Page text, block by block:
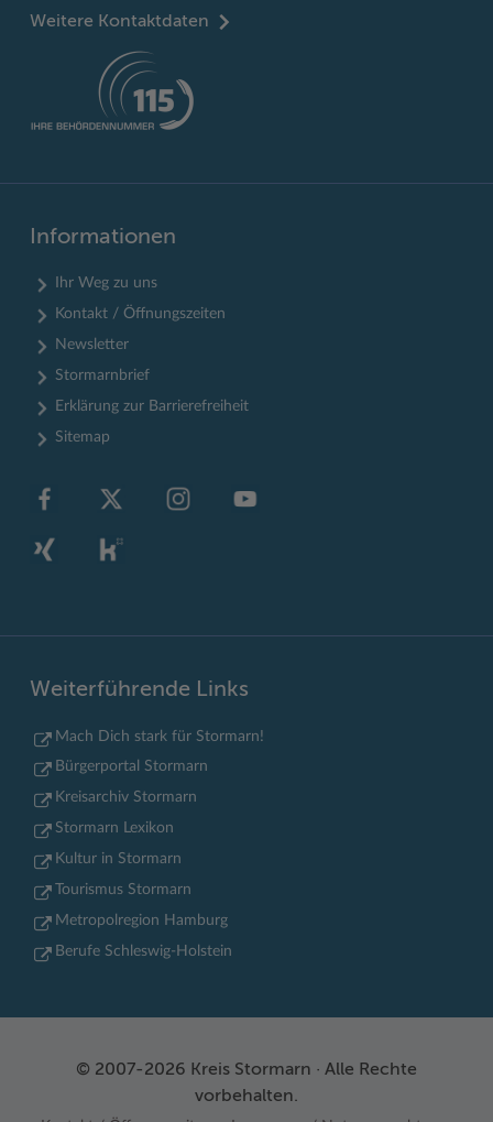
Weitere Kontaktdaten
Informationen
Ihr Weg zu uns
Kontakt / Öffnungszeiten
Newsletter
Stormarnbrief
Erklärung zur Barrierefreiheit
Sitemap
Weiterführende Links
Mach Dich stark für Stormarn!
Bürgerportal Stormarn
Kreisarchiv Stormarn
Stormarn Lexikon
Kultur in Stormarn
Tourismus Stormarn
Metropolregion Hamburg
Berufe Schleswig-Holstein
© 2007-2026 Kreis Stormarn · Alle Rechte
vorbehalten.